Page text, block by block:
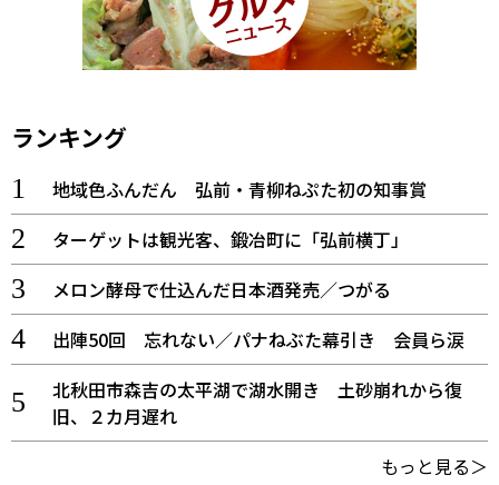
ランキング
地域色ふんだん 弘前・青柳ねぷた初の知事賞
ターゲットは観光客、鍛冶町に「弘前横丁」
メロン酵母で仕込んだ日本酒発売／つがる
出陣50回 忘れない／パナねぶた幕引き 会員ら涙
北秋田市森吉の太平湖で湖水開き 土砂崩れから復
旧、２カ月遅れ
もっと見る＞